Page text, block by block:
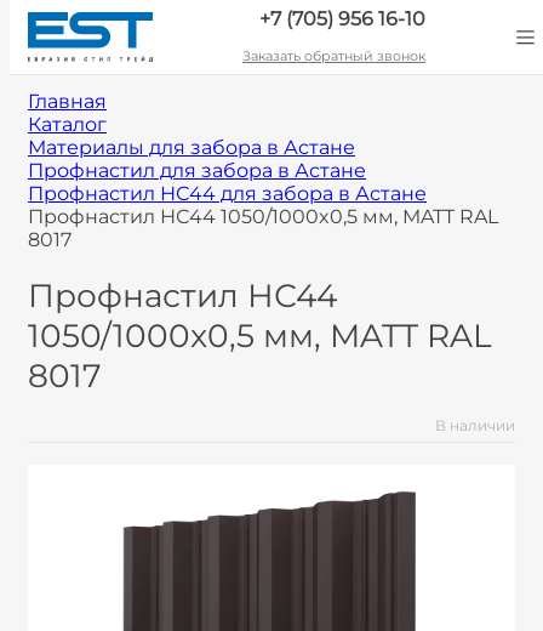
+7 (705) 956 16-10
Заказать обратный звонок
Главная
Каталог
Материалы для забора в Астане
Профнастил для забора в Астане
Профнастил НС44 для забора в Астане
Профнастил НС44 1050/1000x0,5 мм, MATT RAL
8017
Профнастил НС44
1050/1000x0,5 мм, MATT RAL
8017
В наличии